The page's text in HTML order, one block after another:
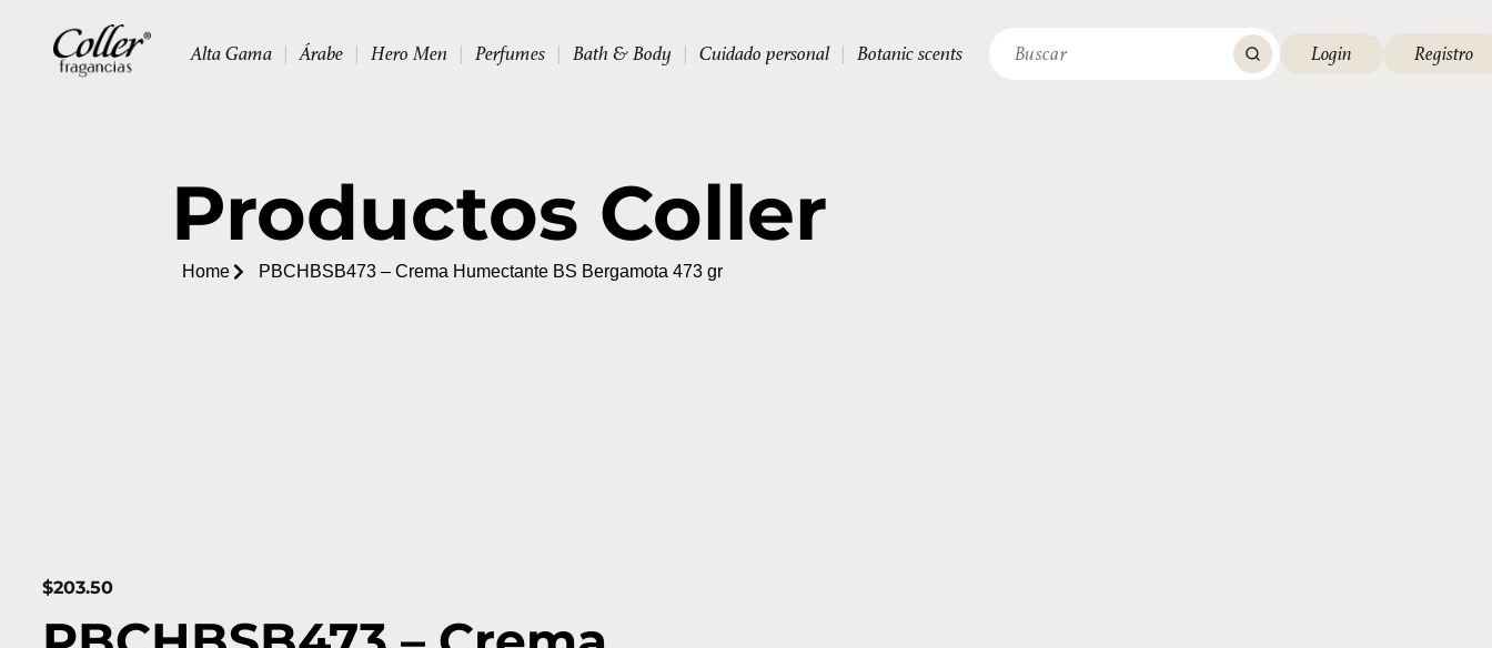
Alta Gama Árabe Hero Men Perfumes Bath & Body Cuidado personal Botanic scents Login Registro
Productos Coller
Home PBCHBSB473 – Crema Humectante BS Bergamota 473 gr
$203.50